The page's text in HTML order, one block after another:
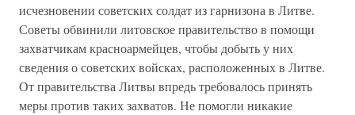
исчезновении советских солдат из гарнизона в Литве.
Советы обвинили литовское правительство в помощи
захватчикам красноармейцев, чтобы добыть у них
сведения о советских войсках, расположенных в Литве.
От правительства Литвы впредь требовалось принять
меры против таких захватов. Не помогли никакие